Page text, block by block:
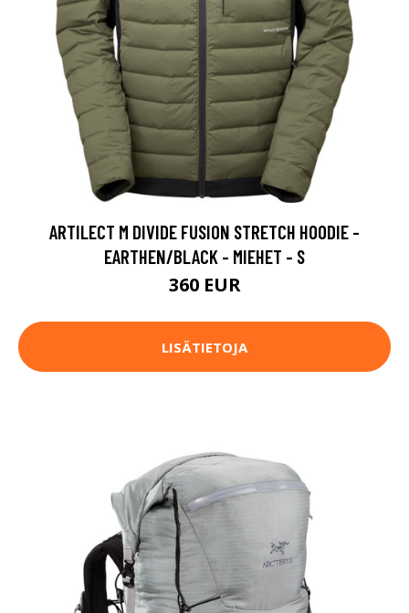
ARTILECT M DIVIDE FUSION STRETCH HOODIE -
EARTHEN/BLACK - MIEHET - S
360 EUR
LISÄTIETOJA